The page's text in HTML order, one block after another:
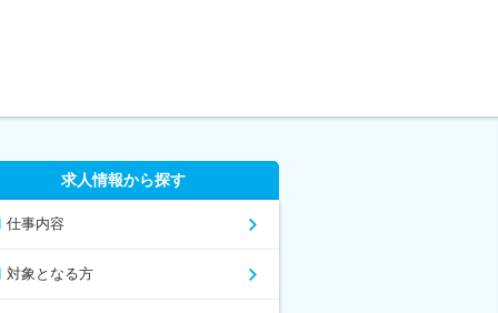
求人情報から探す
仕事内容
対象となる方